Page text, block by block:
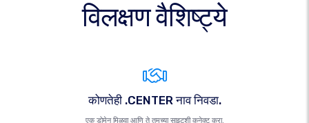
विलक्षण वैशिष्ट्ये
कोणतेही .CENTER नाव निवडा.
एक डोमेन मिळवा आणि ते तुमच्या साइटशी कनेक्ट करा.